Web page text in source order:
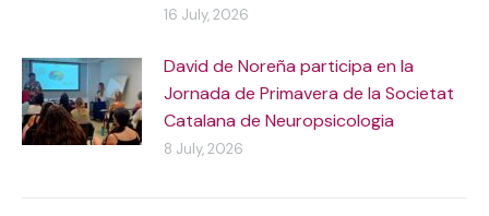
16 July, 2026
David de Noreña participa en la
Jornada de Primavera de la Societat
Catalana de Neuropsicologia
8 July, 2026